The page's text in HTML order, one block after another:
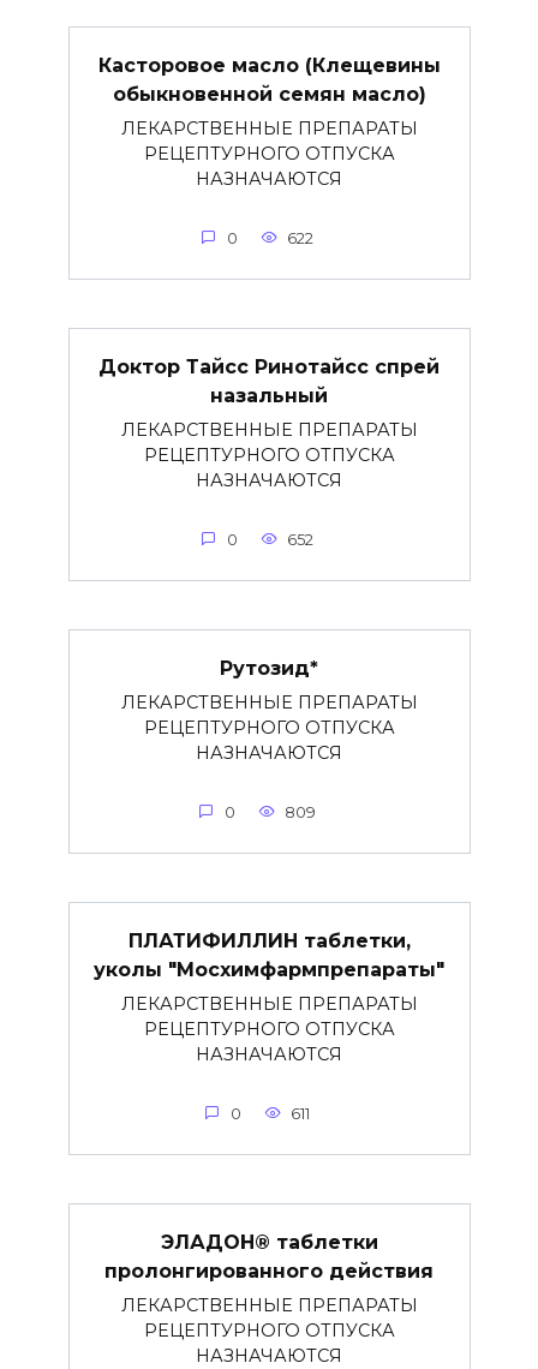
Касторовое масло (Клещевины
обыкновенной семян масло)
ЛЕКАРСТВЕННЫЕ ПРЕПАРАТЫ
РЕЦЕПТУРНОГО ОТПУСКА
НАЗНАЧАЮТСЯ
0 622
Доктор Тайсс Ринотайсс спрей
назальный
ЛЕКАРСТВЕННЫЕ ПРЕПАРАТЫ
РЕЦЕПТУРНОГО ОТПУСКА
НАЗНАЧАЮТСЯ
0 652
Рутозид*
ЛЕКАРСТВЕННЫЕ ПРЕПАРАТЫ
РЕЦЕПТУРНОГО ОТПУСКА
НАЗНАЧАЮТСЯ
0 809
ПЛАТИФИЛЛИН таблетки,
уколы "Мосхимфармпрепараты"
ЛЕКАРСТВЕННЫЕ ПРЕПАРАТЫ
РЕЦЕПТУРНОГО ОТПУСКА
НАЗНАЧАЮТСЯ
0 611
ЭЛАДОН® таблетки
пролонгированного действия
ЛЕКАРСТВЕННЫЕ ПРЕПАРАТЫ
РЕЦЕПТУРНОГО ОТПУСКА
НАЗНАЧАЮТСЯ